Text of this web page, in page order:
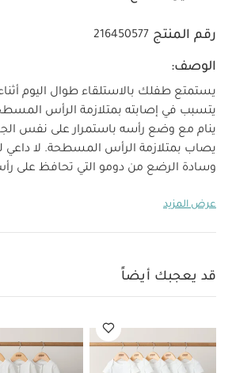
رقم المنتج 216450577
الوصف:
يستمتع طفلك بالاستلقاء طوال اليوم
يتسبب في إصابته بمتلازمة الرأس
ينام مع وضع رأسه باستمرار على نفس
يصاب بمتلازمة الرأس المسطحة. لا
وسادة الرضع من دومو التي تحافظ
خصائص المنتج:
مهد كوكون من دومو
فوم بولي يوريثان مواصفات المنتج:
تعليمات العناية/الإرشادات:
درجة مئوية
ممنوع استخدام مجفف
أيضاً:طقم ألبسة قطعة واحدة بأكمام قصيرة
عرض المزيد
قد يعجبك أيضاً